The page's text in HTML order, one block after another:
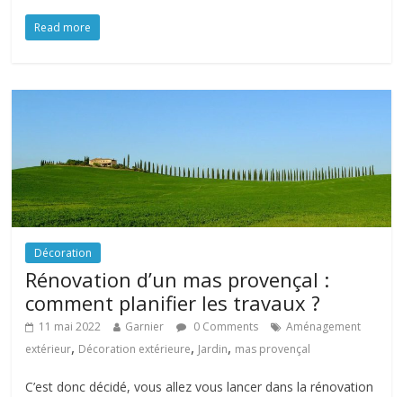
Read more
Décoration
Rénovation d’un mas provençal :
comment planifier les travaux ?
11 mai 2022 Garnier 0 Comments
Aménagement
extérieur, Décoration extérieure, Jardin, mas provençal
C’est donc décidé, vous allez vous lancer dans la rénovation